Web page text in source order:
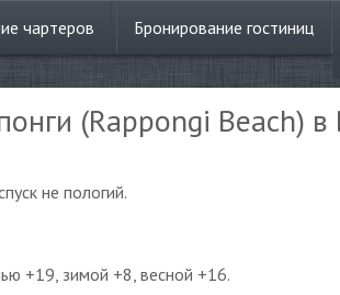
чартеров Бронирование гостиниц
(Rappongi Beach) в
не пологий.
+19, зимой +8, весной +16.